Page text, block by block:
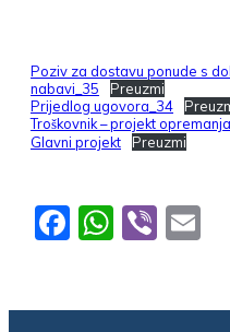
Poziv za dostavu ponude s
nabavi_35
Preuzmi
Prijedlog ugovora_34
Troškovnik – projekt
Glavni projekt
Preuzmi
Facebook
Viber